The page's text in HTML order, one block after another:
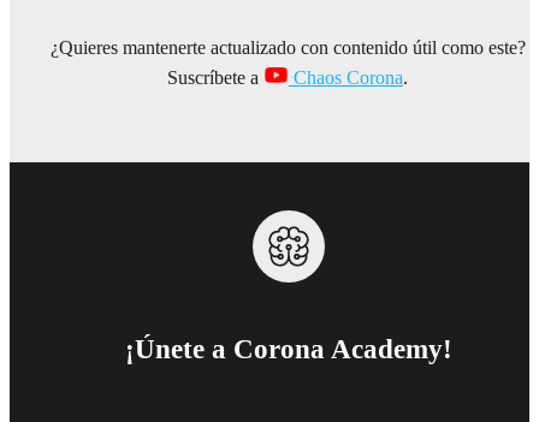
¿Quieres mantenerte actualizado con contenido útil como este?
Suscríbete a
Chaos Corona.
¡Únete a Corona Academy!